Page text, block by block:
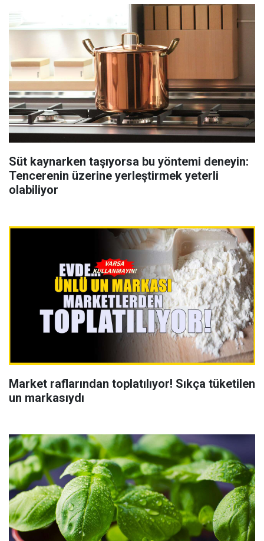
Süt kaynarken taşıyorsa bu yöntemi deneyin:
Tencerenin üzerine yerleştirmek yeterli
olabiliyor
Market raflarından toplatılıyor! Sıkça tüketilen
un markasıydı